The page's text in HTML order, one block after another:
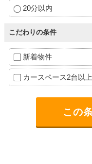
20分以内
こだわりの条件
新着物件
カースペース2台以上